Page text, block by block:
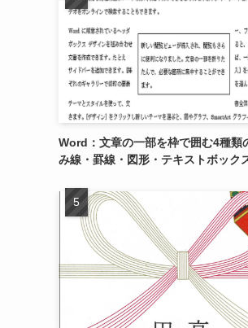
Word：文章の一部を枠で囲む4種類
み線・罫線・図形・テキストボック